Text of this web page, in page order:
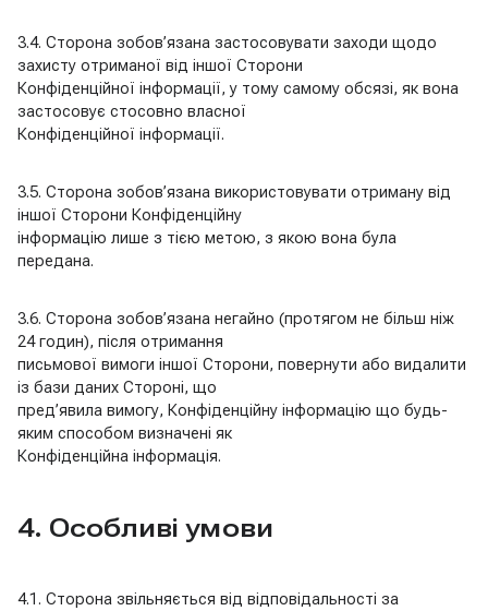
3.4. Сторона зобов’язана застосовувати заходи щодо
захисту отриманої від іншої Сторони
Конфіденційної інформації, у тому самому обсязі, як вона
застосовує стосовно власної
Конфіденційної інформації.
3.5. Сторона зобов’язана використовувати отриману від
іншої Сторони Конфіденційну
інформацію лише з тією метою, з якою вона була
передана.
3.6. Сторона зобов’язана негайно (протягом не більш ніж
24 годин), після отримання
письмової вимоги іншої Сторони, повернути або видалити
із бази даних Стороні, що
пред’явила вимогу, Конфіденційну інформацію що будь-
яким способом визначені як
Конфіденційна інформація.
4. Особливі умови
4.1. Сторона звільняється від відповідальності за